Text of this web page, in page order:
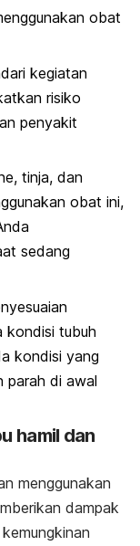
obat
kegiatan
risiko
penyakit
tinja, dan
obat ini,
sedang
kondisi tubuh
kondisi yang
parah di awal
hamil dan
menggunakan
dampak